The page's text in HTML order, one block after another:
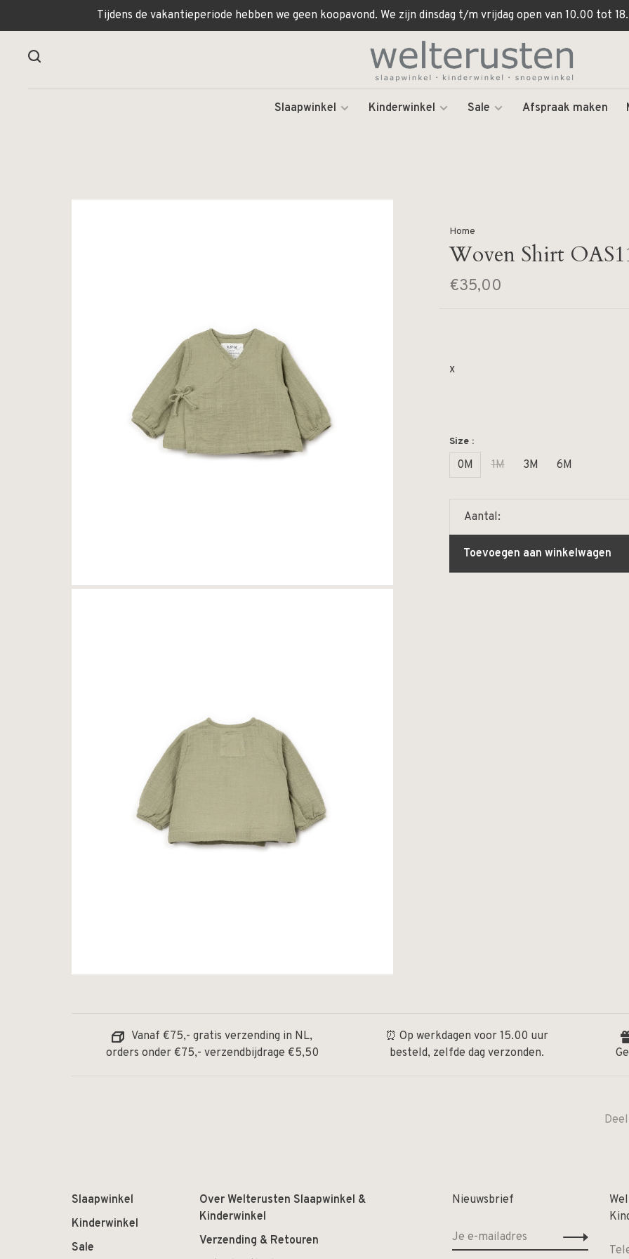
Tijdens de vakantieperiode hebben we geen koopavond. We zijn dinsdag t/m vrijdag open van 10.00 tot
Slaapwinkel Kinderwinkel Sale Afspraak maken
Home
Woven Shirt
€35,00
x
Size :
0M 1M 3M 6M
Aantal:
Toevoegen aan winkelwagen
Vanaf €75,- gratis verzending in NL,
orders onder €75,- verzendbijdrage €5,50
⏰ Op werkdagen voor 15.00 uur
besteld, zelfde dag verzonden.
Slaapwinkel
Kinderwinkel
Sale
Over Welterusten Slaapwinkel &
Kinderwinkel
Verzending & Retouren
Nieuwsbrief